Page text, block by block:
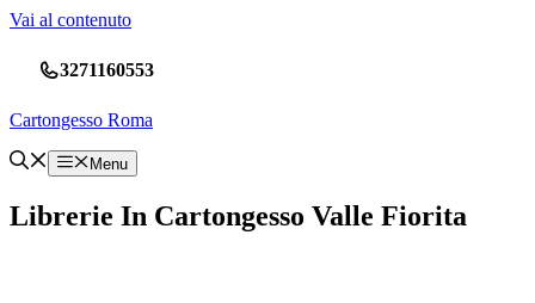
Vai al contenuto
3271160553
Cartongesso Roma
Menu
Librerie In Cartongesso Valle Fiorita